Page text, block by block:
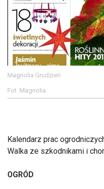
Magnolia Grudzień
Fot. Magnolia
Kalendarz prac
Walka ze szkodnikami i
OGRÓD